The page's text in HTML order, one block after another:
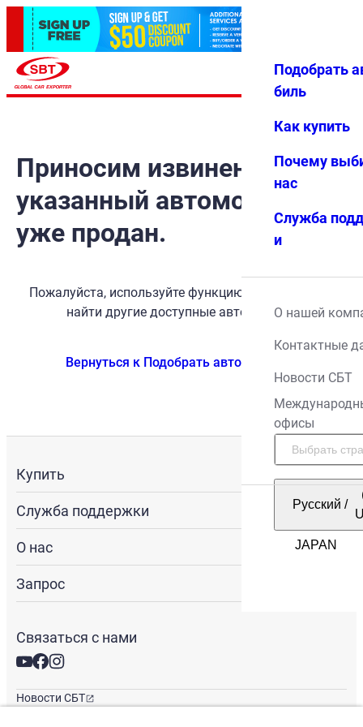
Избранн
Меню
Подобрать
биль
Как купить
Почему
нас
Служба
и
О нашей
Контактные
Новости СБТ
офисы
Русский /
Приносим извинения, но
указанный автомобиль
уже продан.
Пожалуйста, используйте функцию поиска, чтобы
найти другие доступные автомобили.
Вернуться к Подобрать автомобиль
Купить
Служба поддержки
О нас
Запрос
Связаться с нами
Новости СБТ